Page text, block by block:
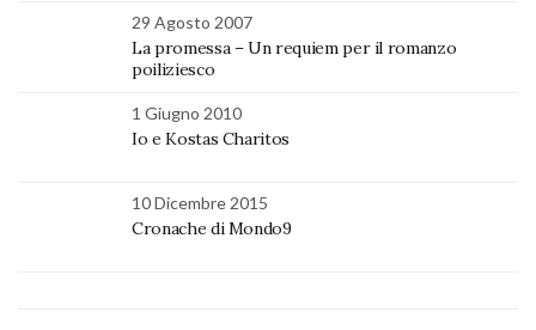
29 Agosto 2007
La promessa – Un requiem per il romanzo
poiliziesco
1 Giugno 2010
Io e Kostas Charitos
10 Dicembre 2015
Cronache di Mondo9